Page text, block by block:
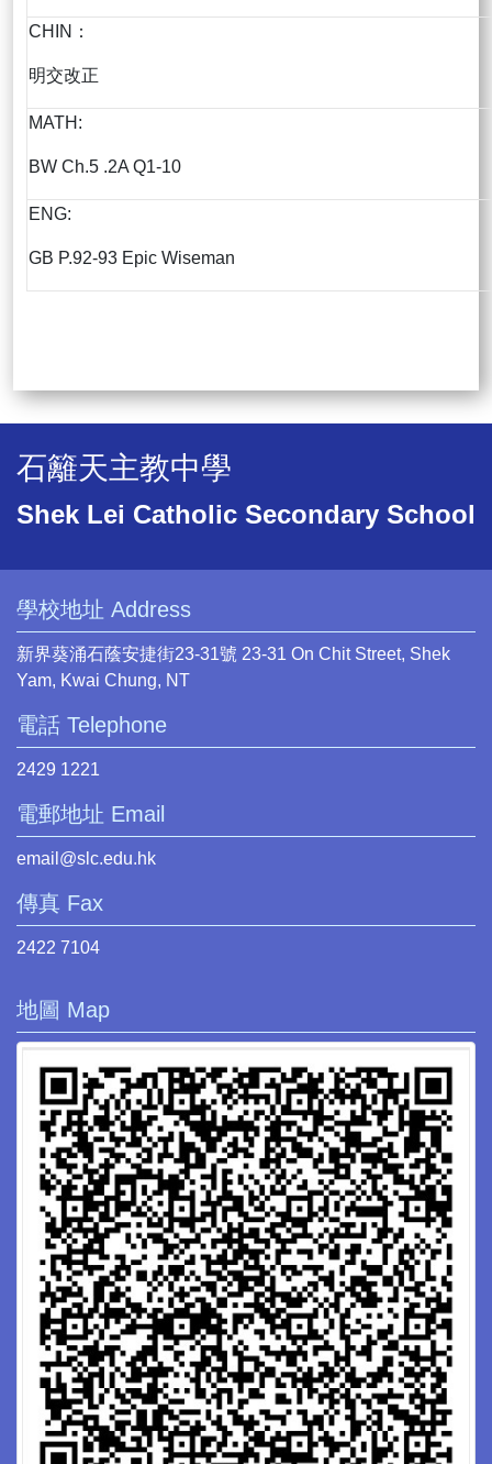
CHIN：
明交改正
MATH:
BW Ch.5 .2A Q1-10
ENG:
GB P.92-93 Epic Wiseman
石籬天主教中學
Shek Lei Catholic Secondary School
學校地址 Address
新界葵涌石蔭安捷街23-31號 23-31 On Chit Street, Shek
Yam, Kwai Chung, NT
電話 Telephone
2429 1221
電郵地址 Email
email@slc.edu.hk
傳真 Fax
2422 7104
地圖 Map